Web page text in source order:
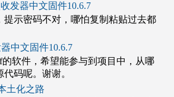
发器中文固件10.6.7
提示密码不对，哪怕复制粘贴过去都
中文固件10.6.7
软件，希望能参与到项目中，从哪
码呢。谢谢。
土化之路